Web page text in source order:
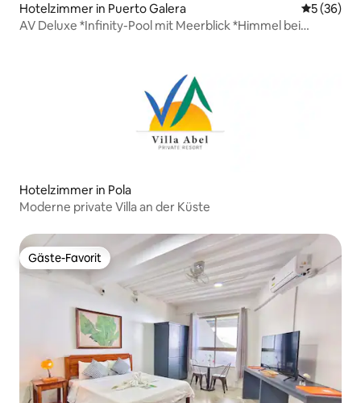
Hotelzimmer in Puerto Galera
5 (36)
AV Deluxe *Infinity-Pool mit Meerblick *Himmel bei
Hotelzimmer in Pola
Moderne private Villa an der Küste
Gäste-Favorit
Gäste-Favorit